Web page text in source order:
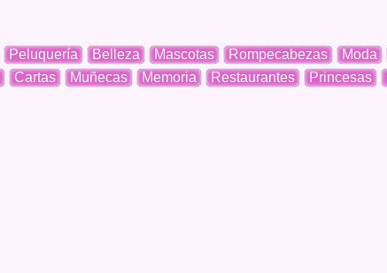
Peluquería Belleza Mascotas Rompecabezas Moda
Cartas Muñecas Memoria Restaurantes Princesas